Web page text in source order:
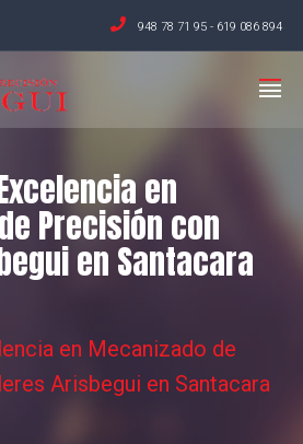
948 78 71 95 - 619 086 894
en
Precisión con
en Santacara
en Mecanizado de
Arisbegui en Santacara